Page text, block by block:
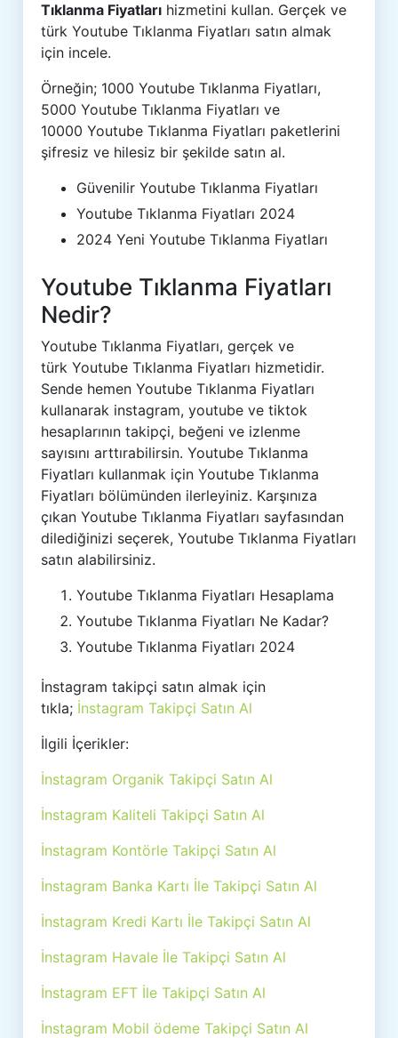
Tıklanma Fiyatları hizmetini kullan. Gerçek ve
türk Youtube Tıklanma Fiyatları satın almak
için incele.
Örneğin; 1000 Youtube Tıklanma Fiyatları,
5000 Youtube Tıklanma Fiyatları ve
10000 Youtube Tıklanma Fiyatları paketlerini
şifresiz ve hilesiz bir şekilde satın al.
Güvenilir Youtube Tıklanma Fiyatları
Youtube Tıklanma Fiyatları 2024
2024 Yeni Youtube Tıklanma Fiyatları
Youtube Tıklanma Fiyatları
Nedir?
Youtube Tıklanma Fiyatları, gerçek ve
türk Youtube Tıklanma Fiyatları hizmetidir.
Sende hemen Youtube Tıklanma Fiyatları
kullanarak instagram, youtube ve tiktok
hesaplarının takipçi, beğeni ve izlenme
sayısını arttırabilirsin. Youtube Tıklanma
Fiyatları kullanmak için Youtube Tıklanma
Fiyatları bölümünden ilerleyiniz. Karşınıza
çıkan Youtube Tıklanma Fiyatları sayfasından
dilediğinizi seçerek, Youtube Tıklanma Fiyatları
satın alabilirsiniz.
Youtube Tıklanma Fiyatları Hesaplama
Youtube Tıklanma Fiyatları Ne Kadar?
Youtube Tıklanma Fiyatları 2024
İnstagram takipçi satın almak için
tıkla; İnstagram Takipçi Satın Al
İlgili İçerikler:
İnstagram Organik Takipçi Satın Al
İnstagram Kaliteli Takipçi Satın Al
İnstagram Kontörle Takipçi Satın Al
İnstagram Banka Kartı İle Takipçi Satın Al
İnstagram Kredi Kartı İle Takipçi Satın Al
İnstagram Havale İle Takipçi Satın Al
İnstagram EFT İle Takipçi Satın Al
İnstagram Mobil ödeme Takipçi Satın Al